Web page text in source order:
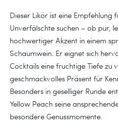
Dieser Likör ist eine Empfehlung
Unverfälschte suchen – ob pur,
hochwertiger Akzent in einem
Schaumwein. Er eignet sich
Cocktails eine fruchtige Tiefe zu
geschmackvolles Präsent für
Besonders in geselliger Runde
Yellow Peach seine
besondere Genussmomente.